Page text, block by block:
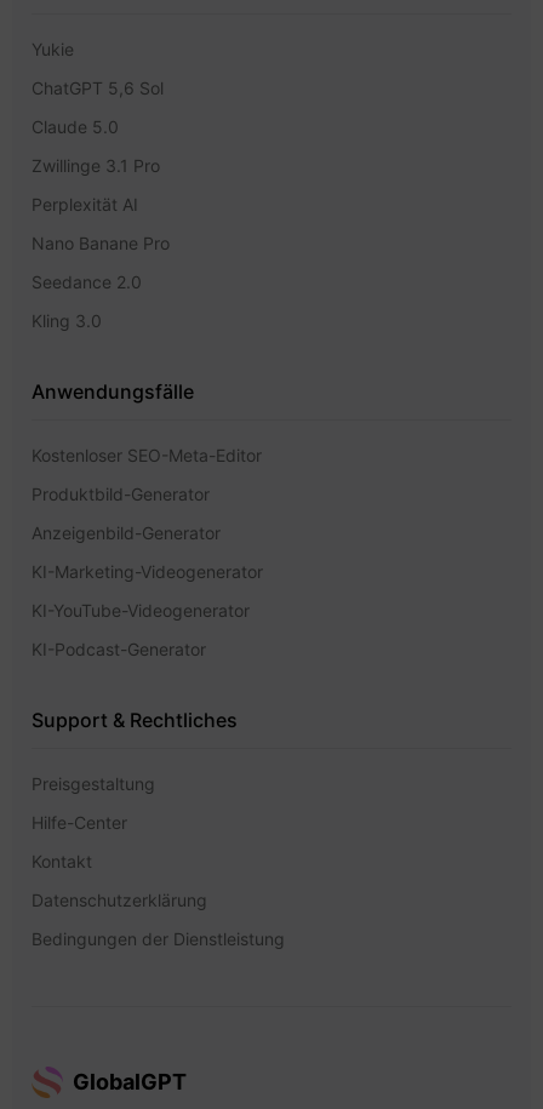
Yukie
ChatGPT 5,6 Sol
Claude 5.0
Zwillinge 3.1 Pro
Perplexität AI
Nano Banane Pro
Seedance 2.0
Kling 3.0
Anwendungsfälle
Kostenloser SEO-Meta-Editor
Produktbild-Generator
Anzeigenbild-Generator
KI-Marketing-Videogenerator
KI-YouTube-Videogenerator
KI-Podcast-Generator
Support & Rechtliches
Preisgestaltung
Hilfe-Center
Kontakt
Datenschutzerklärung
Bedingungen der Dienstleistung
GlobalGPT